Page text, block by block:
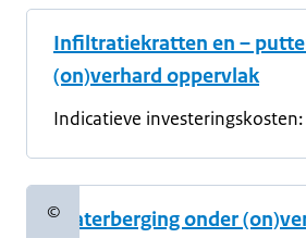
Infiltratiekratten en –
(on)verhard oppervlak
Indicatieve investeringskosten:
©Copyrightinformatie
Waterberging onder